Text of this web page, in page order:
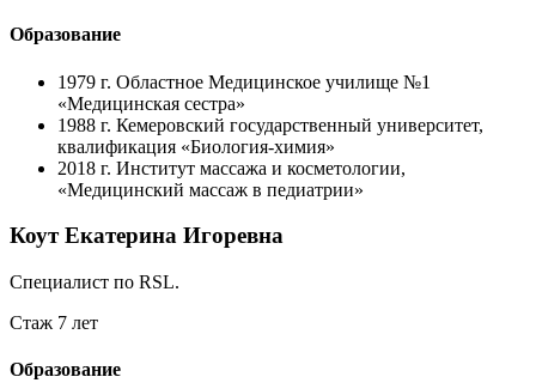
Образование
1979 г. Областное Медицинское училище №1
«Медицинская сестра»
1988 г. Кемеровский государственный университет,
квалификация «Биология-химия»
2018 г. Институт массажа и косметологии,
«Медицинский массаж в педиатрии»
Коут Екатерина Игоревна
Специалист по RSL.
Стаж 7 лет
Образование